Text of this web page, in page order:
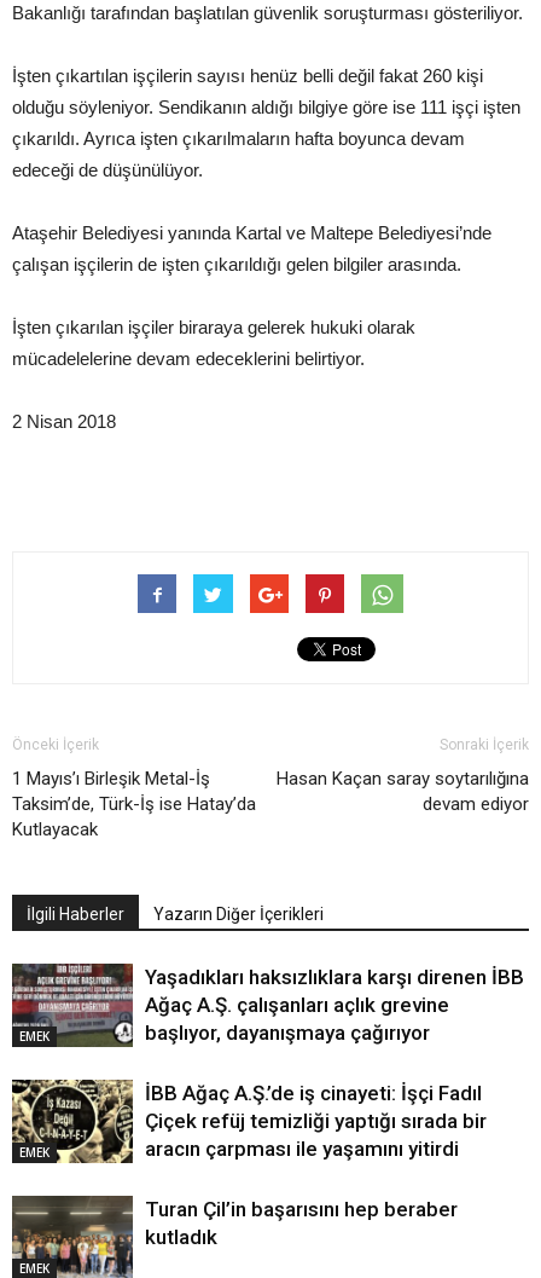
Bakanlığı tarafından başlatılan güvenlik soruşturması gösteriliyor.
İşten çıkartılan işçilerin sayısı henüz belli değil fakat 260 kişi
olduğu söyleniyor. Sendikanın aldığı bilgiye göre ise 111 işçi işten
çıkarıldı. Ayrıca işten çıkarılmaların hafta boyunca devam
edeceği de düşünülüyor.
Ataşehir Belediyesi yanında Kartal ve Maltepe Belediyesi’nde
çalışan işçilerin de işten çıkarıldığı gelen bilgiler arasında.
İşten çıkarılan işçiler biraraya gelerek hukuki olarak
mücadelelerine devam edeceklerini belirtiyor.
2 Nisan 2018
Önceki İçerik
1 Mayıs’ı Birleşik Metal-İş
Taksim’de, Türk-İş ise Hatay’da
Kutlayacak
Sonraki İçerik
Hasan Kaçan saray soytarılığına
devam ediyor
İlgili Haberler Yazarın Diğer İçerikleri
EMEK
Yaşadıkları haksızlıklara karşı direnen İBB
Ağaç A.Ş. çalışanları açlık grevine
başlıyor, dayanışmaya çağırıyor
EMEK
İBB Ağaç A.Ş.’de iş cinayeti: İşçi Fadıl
Çiçek refüj temizliği yaptığı sırada bir
aracın çarpması ile yaşamını yitirdi
EMEK
Turan Çil’in başarısını hep beraber
kutladık